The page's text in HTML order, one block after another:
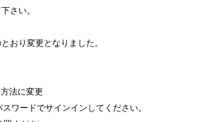
さい。
おり変更となりました。
法に変更
ードでサインインしてください。